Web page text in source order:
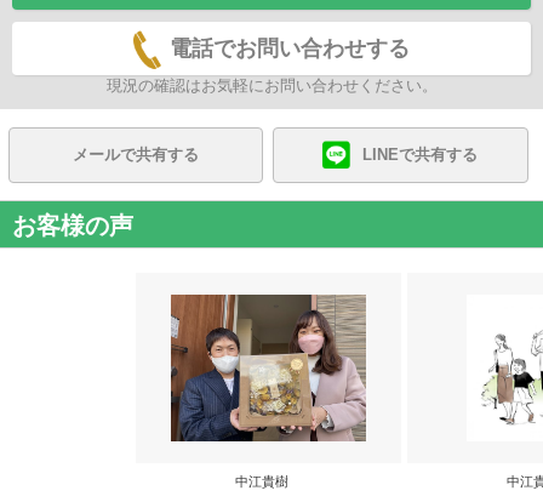
電話でお問い合わせする
現況の確認はお気軽にお問い合わせください。
メールで共有する LINEで共有する
お客様の声
中江貴樹 中江